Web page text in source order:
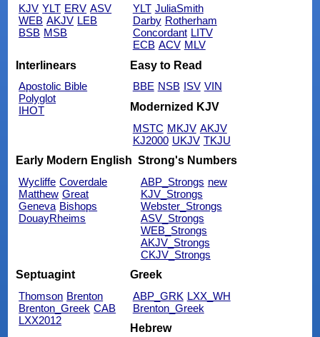
KJV YLT ERV ASV
WEB AKJV LEB
BSB MSB
YLT JuliaSmith
Darby Rotherham
Concordant LITV
ECB ACV MLV
Interlinears
Apostolic Bible
Polyglot
IHOT
Easy to Read
BBE NSB ISV VIN
Modernized KJV
MSTC MKJV AKJV
KJ2000 UKJV TKJU
Early Modern English
Wycliffe Coverdale
Matthew Great
Geneva Bishops
DouayRheims
Strong's Numbers
ABP_Strongs new
KJV_Strongs
Webster_Strongs
ASV_Strongs
WEB_Strongs
AKJV_Strongs
CKJV_Strongs
Septuagint
Thomson Brenton
Brenton_Greek CAB
LXX2012
Greek
ABP_GRK LXX_WH
Brenton_Greek
Hebrew